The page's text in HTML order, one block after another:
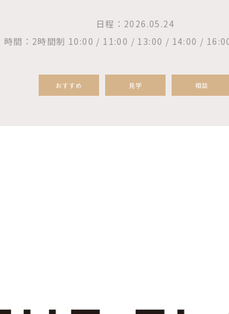
日程：2026.05.24
時間：2時間制 10:00 / 11:00 / 13:00 / 14:00 /
おすすめ 見学 相談